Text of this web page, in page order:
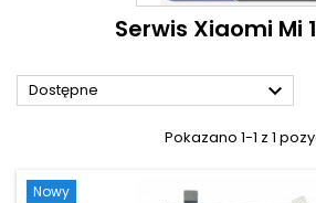
Serwis Xiaomi Mi
Dostępne 
Pokazano 1-1 z 1
Nowy